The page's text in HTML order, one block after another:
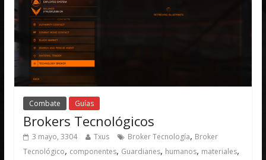
Combate Guías
Brokers Tecnológicos
3 mayo, 3304 Txus Broker Tecnología, Broker
Tecnológico, componentes, Guardianes, humanos, materiales,